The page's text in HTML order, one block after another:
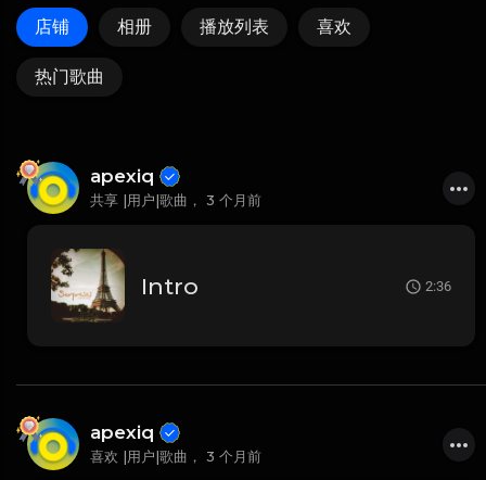
店铺 相册 播放列表 喜欢
热门歌曲
apexiq
共享 |用户|歌曲， 3 个月前
Intro 2:36
apexiq
喜欢 |用户|歌曲， 3 个月前